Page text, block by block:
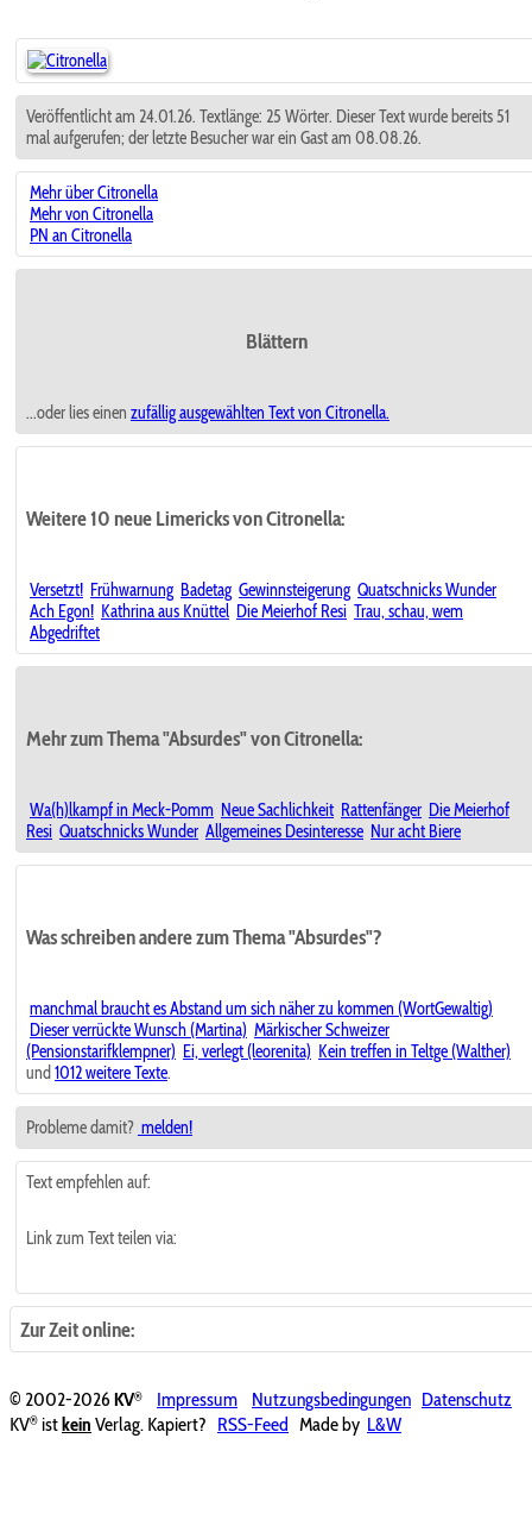
Veröffentlicht am 24.01.26. Textlänge: 25 Wörter. Dieser Text wurde bereits 51
mal aufgerufen; der letzte Besucher war ein Gast am 08.08.26.
Mehr über Citronella
Mehr von Citronella
PN an Citronella
Blättern
...oder lies einen zufällig ausgewählten Text von Citronella.
Weitere 10 neue Limericks von Citronella:
Versetzt! Frühwarnung Badetag Gewinnsteigerung Quatschnicks Wunder
Ach Egon! Kathrina aus Knüttel Die Meierhof Resi Trau, schau, wem
Abgedriftet
Mehr zum Thema "Absurdes" von Citronella:
Wa(h)lkampf in Meck-Pomm Neue Sachlichkeit Rattenfänger Die Meierhof
Resi Quatschnicks Wunder Allgemeines Desinteresse Nur acht Biere
Was schreiben andere zum Thema "Absurdes"?
manchmal braucht es Abstand um sich näher zu kommen (WortGewaltig)
Dieser verrückte Wunsch (Martina) Märkischer Schweizer
(Pensionstarifklempner) Ei, verlegt (leorenita) Kein treffen in Teltge (Walther)
und 1012 weitere Texte.
Probleme damit? melden!
Text empfehlen auf:
Link zum Text teilen via:
Zur Zeit online:
© 2002-2026KV® Impressum Nutzungsbedingungen Datenschutz
KV® ist kein Verlag. Kapiert? RSS-Feed Made by L&W